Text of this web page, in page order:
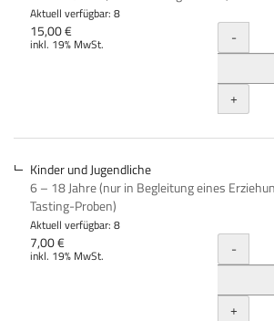
Aktuell verfügbar: 8
15,00 €
inkl. 19% MwSt. Menge
-
+
Kinder und Jugendliche
6 – 18 Jahre (nur in Begleitung eines
Tasting-Proben)
Aktuell verfügbar: 8
7,00 €
inkl. 19% MwSt. Menge
-
+